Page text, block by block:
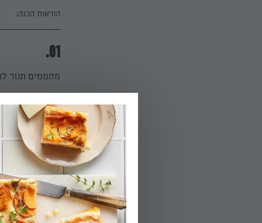
הוראות הכנה:
01.
מחממים תנור לחום
02.
מפרידים את
והסוכר
03.
מוסיפים
האפיה